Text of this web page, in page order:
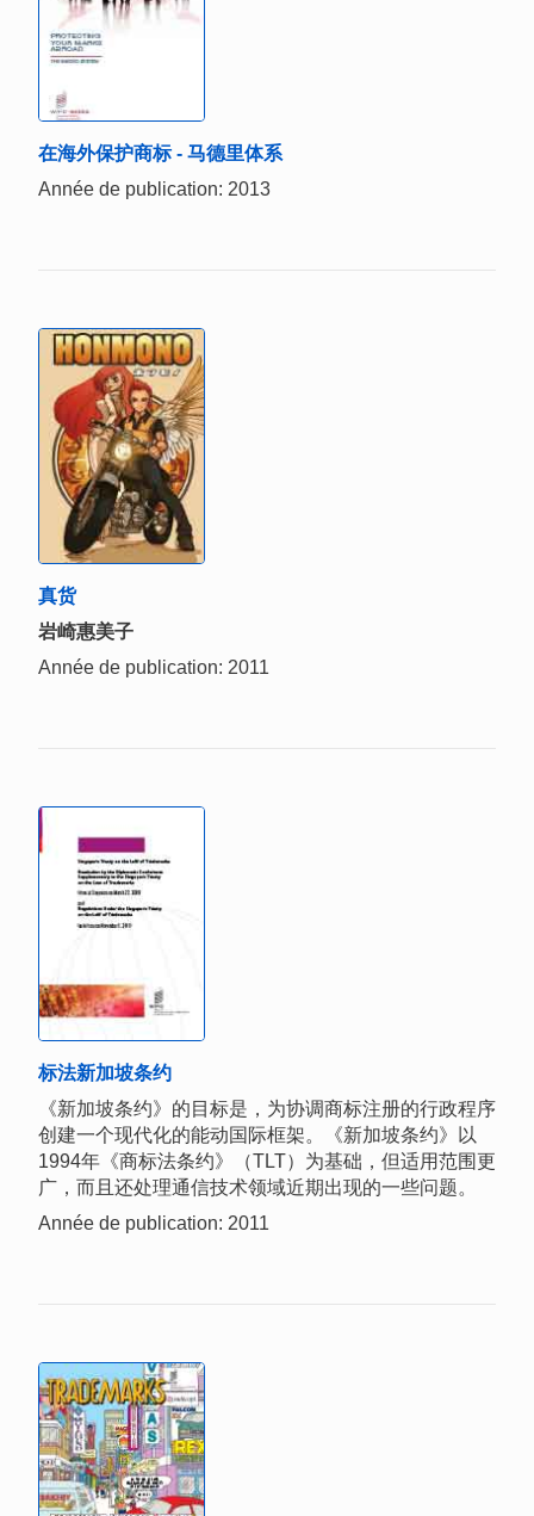
在海外保护商标 - 马德里体系
Année de publication: 2013
真货
岩崎惠美子
Année de publication: 2011
标法新加坡条约
《新加坡条约》的目标是，为协调商标注册的行政程序
创建一个现代化的能动国际框架。《新加坡条约》以
1994年《商标法条约》（TLT）为基础，但适用范围更
广，而且还处理通信技术领域近期出现的一些问题。
Année de publication: 2011